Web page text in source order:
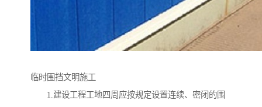
临时围挡文明施工
1.建设工程工地四周应按规定设置连续、密闭的围